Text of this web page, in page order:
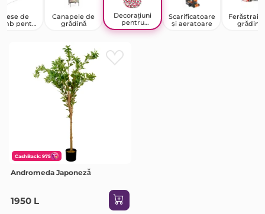
Piese de
pentru
Canapele de
grădină
Decorațiuni
pentru
exterior
Scarificatoare
și aeratoare
Ferăstraie
grădină,
CashBack: 975
Andromeda Japoneză
1950 L